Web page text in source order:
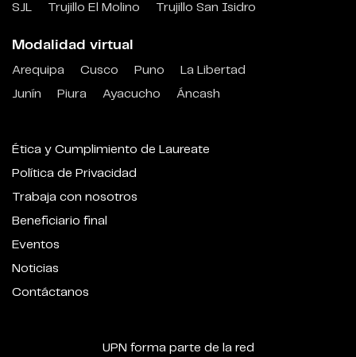
SJL
Trujillo El Molino Trujillo San Isidro
Modalidad virtual
Arequipa Cusco Puno
La Libertad
Junín
Piura Ayacucho Áncash
Ética y Cumplimiento de Laureate
Política de Privacidad
Trabaja con nosotros
Beneficiario final
Eventos
Noticias
Contáctanos
UPN forma parte de la red